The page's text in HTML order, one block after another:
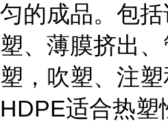
匀的成品。包
塑、薄膜挤出
塑，吹塑、注塑
HDPE适合热塑